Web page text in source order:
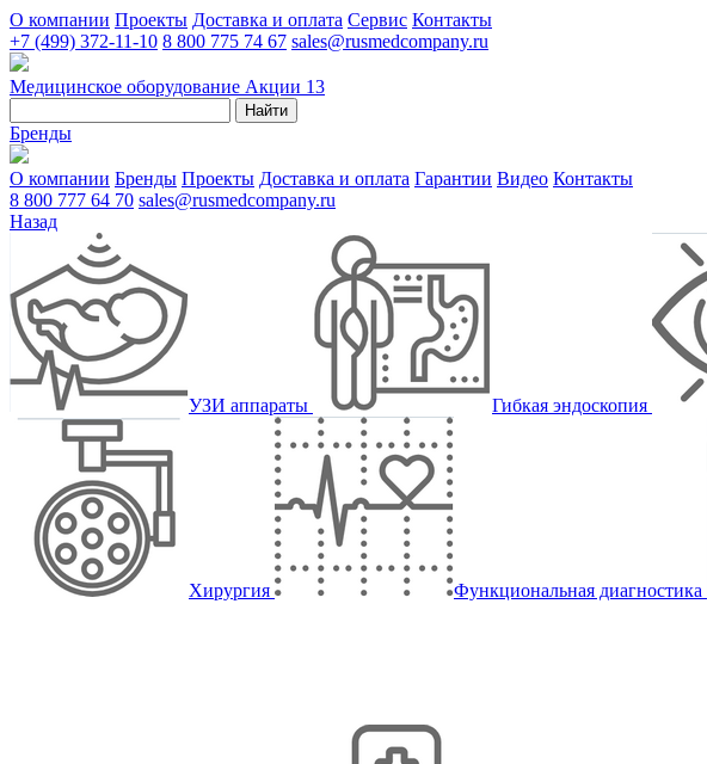
О компании Проекты Доставка и оплата Сервис Контакты
+7 (499) 372-11-10 8 800 775 74 67 sales@rusmedcompany.ru
Медицинское оборудование Акции 13
Найти
Бренды
О компании Бренды Проекты Доставка и оплата Гарантии Видео Контакты
8 800 777 64 70 sales@rusmedcompany.ru
Назад
УЗИ аппараты Гибкая эндоскопия
Хирургия Функциональная диагностика